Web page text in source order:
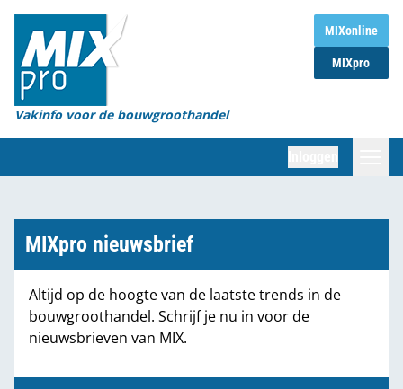
MIXonline
MIXpro
Vakinfo voor de bouwgroothandel
Home
Magazines
Organisaties
Marktcijfers
Partners
MIXpro nieuwsbrief
Altijd op de hoogte van de laatste trends in de
bouwgroothandel. Schrijf je nu in voor de
nieuwsbrieven van MIX.